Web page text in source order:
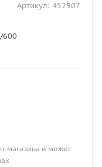
Артикул: 452907
600
магазина и может